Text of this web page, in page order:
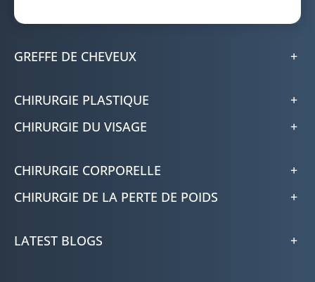
GREFFE DE CHEVEUX
CHIRURGIE PLASTIQUE
CHIRURGIE DU VISAGE
CHIRURGIE CORPORELLE
CHIRURGIE DE LA PERTE DE POIDS
LATEST BLOGS